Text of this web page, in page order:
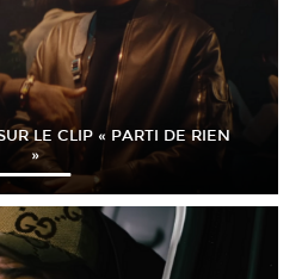
LE CLIP « PARTI DE RIEN
»